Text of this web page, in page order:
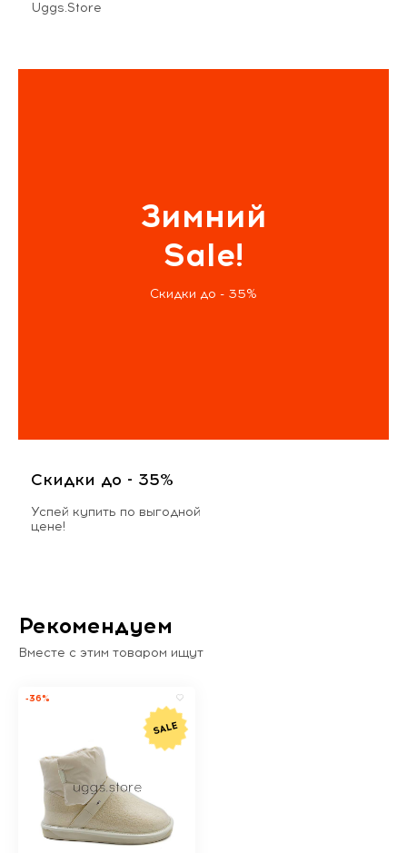
Uggs.Store
Зимний
Sale!
Скидки до - 35%
Скидки до - 35%
Успей купить по выгодной
цене!
Рекомендуем
Вместе с этим товаром ищут
-36%